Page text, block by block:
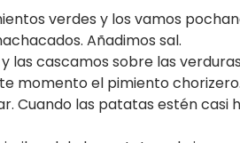
verdes y los vamos
Añadimos sal.
las cascamos sobre las
momento el pimiento chorizero.
Cuando las patatas estén casi